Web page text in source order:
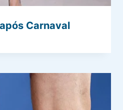
Carnaval